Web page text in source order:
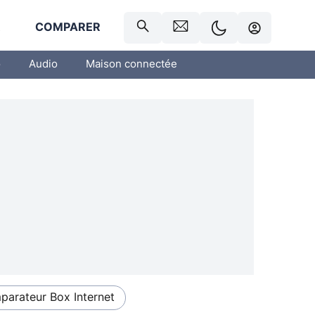
COMPARER
Audio Maison connectée
Box Internet